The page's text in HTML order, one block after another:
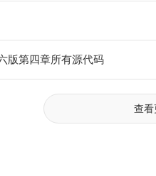
版第四章所有源代码
查看